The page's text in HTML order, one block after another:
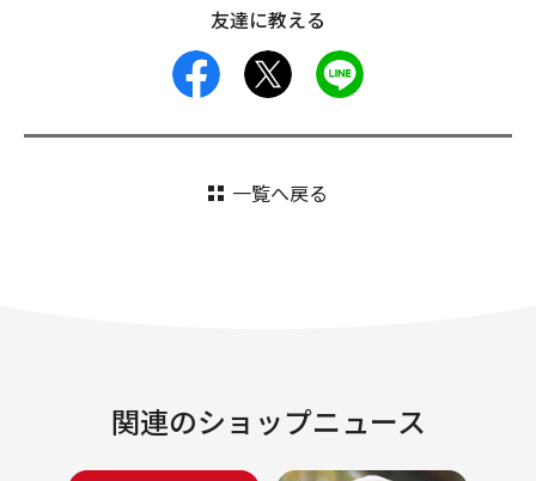
友達に教える
facebook
一覧へ戻る
関連のショップニュース